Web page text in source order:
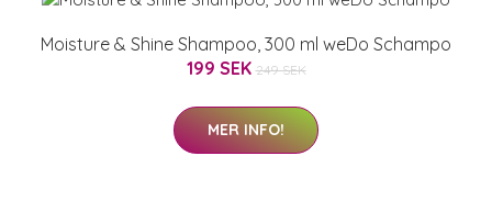
Moisture & Shine Shampoo, 300 ml weDo Schampo
199 SEK 249 SEK
MER INFO!